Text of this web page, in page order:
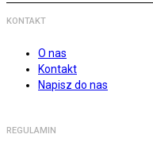
KONTAKT
O nas
Kontakt
Napisz do nas
REGULAMIN